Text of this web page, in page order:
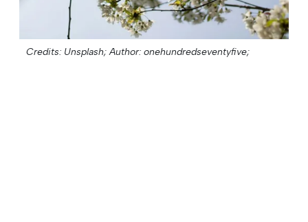
Credits: Unsplash; Author: onehundredseventyfive;